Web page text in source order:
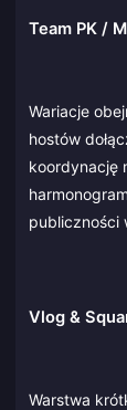
Team PK /
Wariacje
hostów
koordynację
publiczności
Vlog &
Warstwa